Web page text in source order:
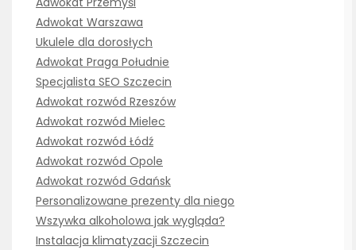
Adwokat Warszawa
Ukulele dla dorosłych
Adwokat Praga Południe
Specjalista SEO Szczecin
Adwokat rozwód Rzeszów
Adwokat rozwód Mielec
Adwokat rozwód Łódź
Adwokat rozwód Opole
Adwokat rozwód Gdańsk
Personalizowane prezenty dla niego
Wszywka alkoholowa jak wygląda?
Instalacja klimatyzacji Szczecin